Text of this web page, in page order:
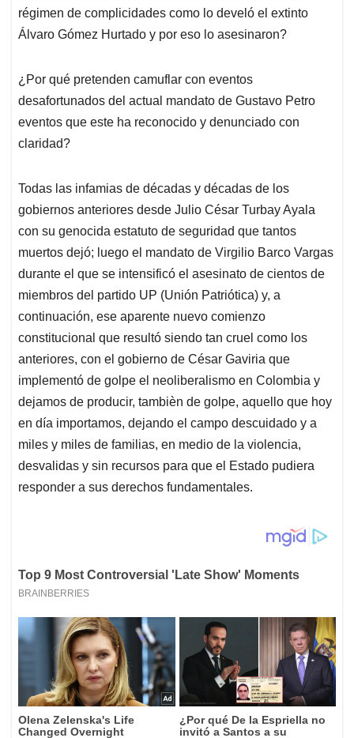
régimen de complicidades como lo develó el extinto
Álvaro Gómez Hurtado y por eso lo asesinaron?
¿Por qué pretenden camuflar con eventos
desafortunados del actual mandato de Gustavo Petro
eventos que este ha reconocido y denunciado con
claridad?
Todas las infamias de décadas y décadas de los
gobiernos anteriores desde Julio César Turbay Ayala
con su genocida estatuto de seguridad que tantos
muertos dejó; luego el mandato de Virgilio Barco Vargas
durante el que se intensificó el asesinato de cientos de
miembros del partido UP (Unión Patriótica) y, a
continuación, ese aparente nuevo comienzo
constitucional que resultó siendo tan cruel como los
anteriores, con el gobierno de César Gaviria que
implementó de golpe el neoliberalismo en Colombia y
dejamos de producir, tambièn de golpe, aquello que hoy
en día importamos, dejando el campo descuidado y a
miles y miles de familias, en medio de la violencia,
desvalidas y sin recursos para que el Estado pudiera
responder a sus derechos fundamentales.